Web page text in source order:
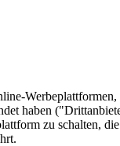
haben
zu schalten,